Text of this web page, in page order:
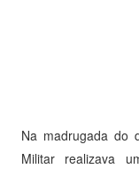
Na madrugada do
Militar realizava